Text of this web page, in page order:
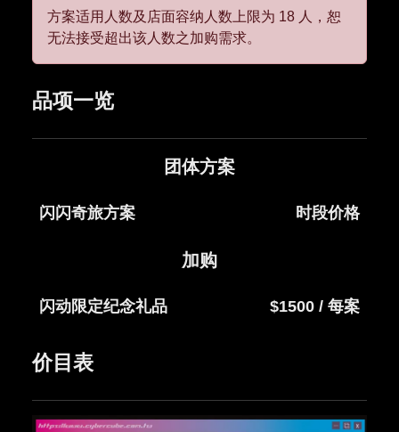
方案适用人数及店面容纳人数上限为 18 人，恕
无法接受超出该人数之加购需求。
品项一览
团体方案
闪闪奇旅方案 时段价格
加购
闪动限定纪念礼品 $1500 / 每案
价目表